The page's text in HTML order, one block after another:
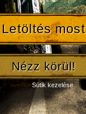
Letöltés most
Nézz körül!
Sütik kezelése